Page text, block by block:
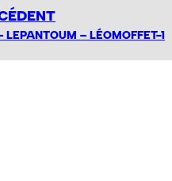
LEPANTOUM – LÉOMOFFET-1